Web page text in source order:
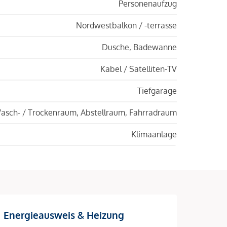
Personenaufzug
Nordwestbalkon / -terrasse
Dusche, Badewanne
Kabel / Satelliten-TV
Tiefgarage
/ Trockenraum, Abstellraum, Fahrradraum
Klimaanlage
Energieausweis & Heizung